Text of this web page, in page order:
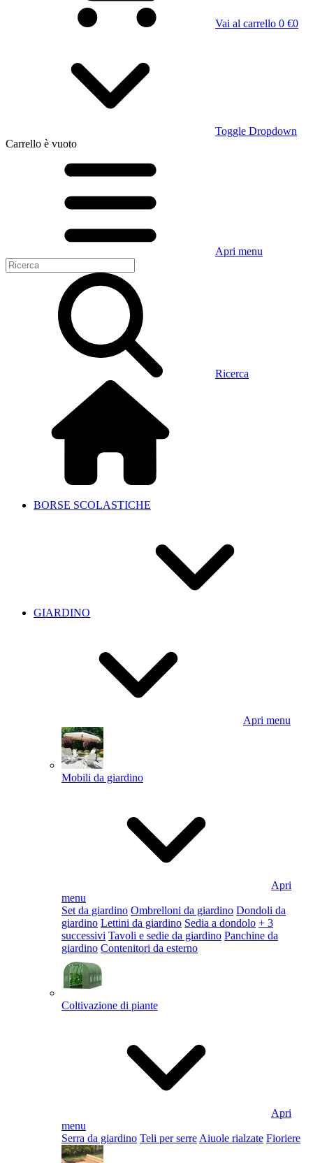
Vai al carrello 0 €0
Toggle Dropdown
Carrello è vuoto
Apri menu
Ricerca
BORSE SCOLASTICHE
GIARDINO
Apri menu
Mobili da giardino
Apri
menu
Set da giardino Ombrelloni da giardino Dondoli da
giardino Lettini da giardino Sedia a dondolo + 3
successivi Tavoli e sedie da giardino Panchine da
giardino Contenitori da esterno
Coltivazione di piante
Apri
menu
Serra da giardino Teli per serre Aiuole rialzate Fioriere